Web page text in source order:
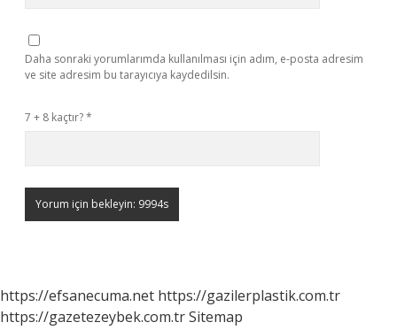
Daha sonraki yorumlarımda kullanılması için adım, e-posta adresim
ve site adresim bu tarayıcıya kaydedilsin.
7 + 8 kaçtır?*
https://efsanecuma.net https://gazilerplastik.com.tr
https://gazetezeybek.com.trSitemap